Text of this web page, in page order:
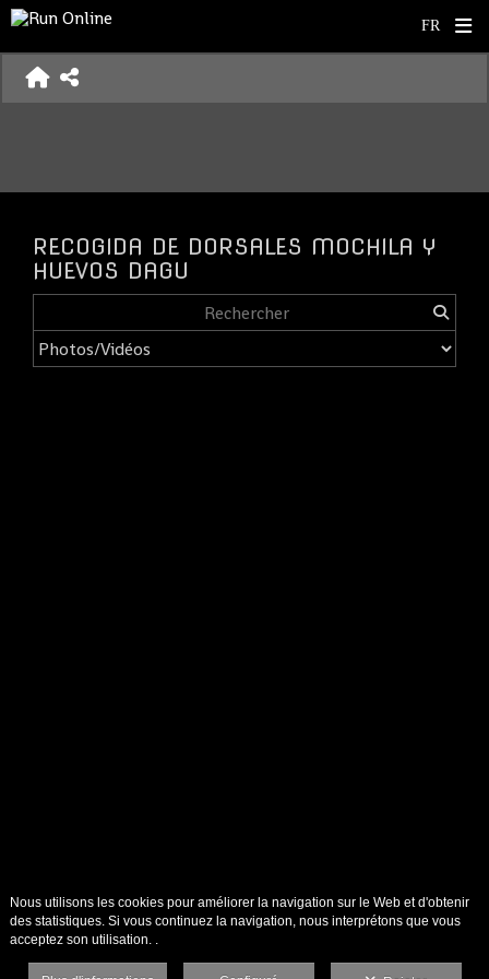
RECOGIDA DE DORSALES MOCHILA Y
HUEVOS DAGU
Nous utilisons les cookies pour améliorer la navigation sur le Web et d'obtenir
des statistiques. Si vous continuez la navigation, nous interprétons que vous
acceptez son utilisation. .